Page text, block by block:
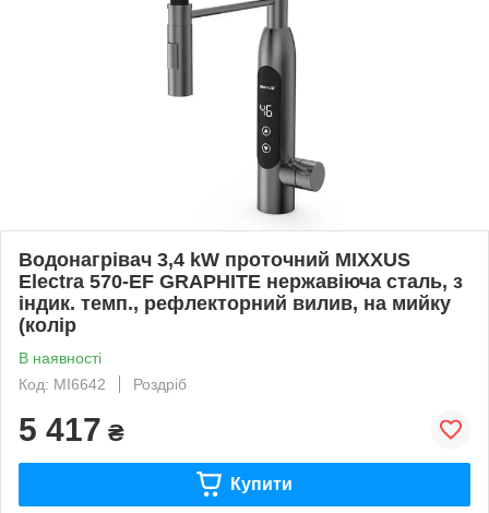
Водонагрівач 3,4 kW проточний MIXXUS
Electra 570-EF GRAPHITE нержавіюча сталь, з
індик. темп., рефлекторний вилив, на мийку
(колір
В наявності
Код: MI6642
Роздріб
5 417 ₴
Купити